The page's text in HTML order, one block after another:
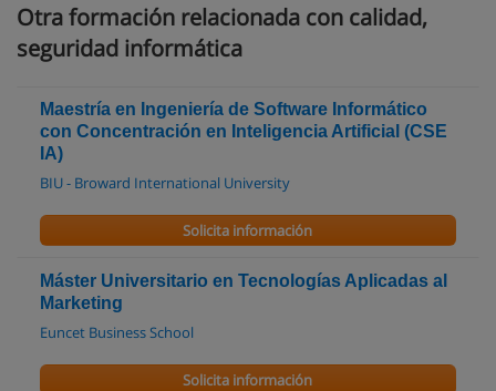
Otra formación relacionada con calidad,
seguridad informática
Maestría en Ingeniería de Software Informático
con Concentración en Inteligencia Artificial (CSE
IA)
BIU - Broward International University
Solicita información
Máster Universitario en Tecnologías Aplicadas al
Marketing
Euncet Business School
Solicita información